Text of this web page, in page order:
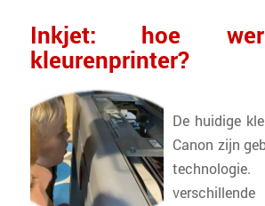
Inkjet: hoe
kleurenprinter?
De huidige
Canon zijn